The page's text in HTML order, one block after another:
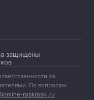
защищены
за
По вопросам
raskraski.ru